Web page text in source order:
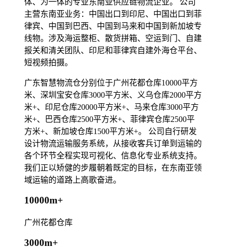
体、为一体的专业东南亚供应链物流企业。 公司
主营东南亚业务：中国出口到印尼、中国出口到菲
律宾、中国到巴西、中国到马来和中国到新加坡专
线物。涉及海运整柜、散货拼箱、空运到门、自建
报关和清关团队、印尼和菲律宾自建外海仓平台、
短视频拍摄。
广东智慧物流仓分别位于广州花都仓库10000平方
米、深圳宝安仓库3000平方米、义乌仓库2000平方
米+、印尼仓库20000平方米+、马来仓库3000平方
米+、巴西仓库2500平方米+、菲律宾仓库2500平
方米+、新加坡仓库1500平方米+。 公司自行研发
设计物流运输服务系统，从接收客兵订单到运输的
各个环节全程实现可视化、信息化专业系统支持。
我们正以矫健的步履朝着既定的目标，在东南亚领
域运输的道路上高歌奋进。
10000m+
广州花都仓库
3000m+